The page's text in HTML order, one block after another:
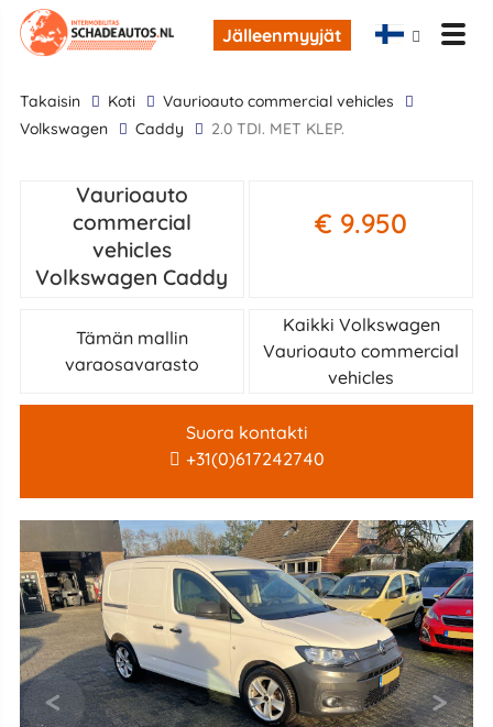
Jälleenmyyjät
takaisin Koti
Vaurioauto commercial vehicles
Volkswagen
Caddy 2.0 TDI. MET KLEP.
Vaurioauto
commercial
vehicles
Volkswagen Caddy
€ 9.950
Tämän mallin
varaosavarasto
Kaikki Volkswagen
Vaurioauto commercial
vehicles
Suora kontakti
+31(0)617242740